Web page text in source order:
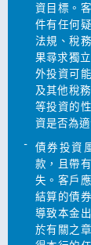
資目標。
件有任何
法規、稅
果尋求獨
外投資可
及其他稅
等投資的
資是否為
-
債券投資
款，且帶
失。客戶
結算的債
導致本金
於有關之